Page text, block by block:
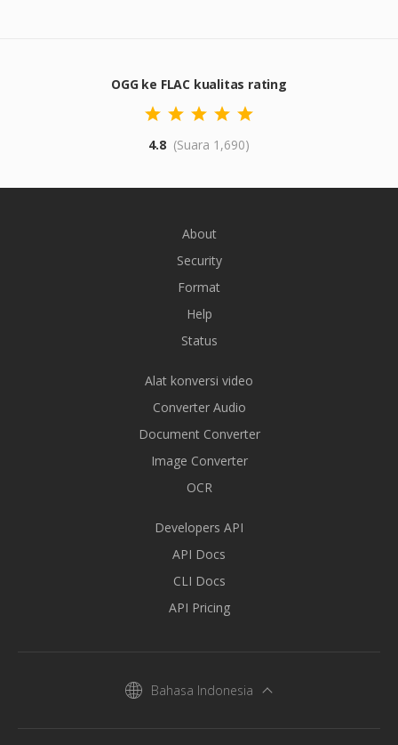
OGG ke FLAC kualitas rating
4.8 (Suara 1,690)
About
Security
Format
Help
Status
Alat konversi video
Converter Audio
Document Converter
Image Converter
OCR
Developers API
API Docs
CLI Docs
API Pricing
Bahasa Indonesia